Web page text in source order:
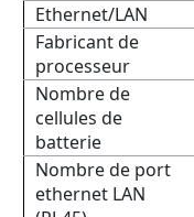
Ethernet/LAN
Fabricant de
processeur
Nombre de
cellules de
batterie
Nombre de port
ethernet LAN